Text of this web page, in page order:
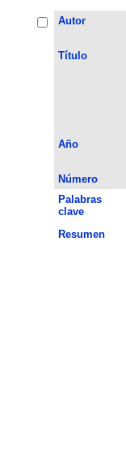
Autor
Título
Año
Número
Palabras
clave
Resumen